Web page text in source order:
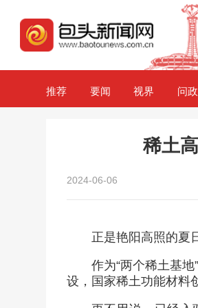
推荐 要闻 视界 问政
稀土
2024-06-06
正是艳阳高照的夏
作为“两个稀土基
设，国家稀土功能材料